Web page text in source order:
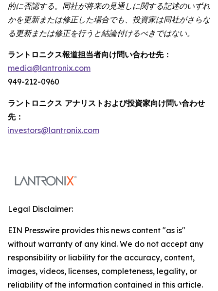
的に否認する。同社が将来の見通しに関する記述のいずれ
かを更新または修正した場合でも、投資家は同社がさらな
る更新または修正を行うと結論付けるべきではない。
ラントロニクス報道担当者向け問い合わせ先：
media@lantronix.com
949-212-0960
ラントロニクス アナリストおよび投資家向け問い合わせ
先：
investors@lantronix.com
Legal Disclaimer:
EIN Presswire provides this news content "as is"
without warranty of any kind. We do not accept any
responsibility or liability for the accuracy, content,
images, videos, licenses, completeness, legality, or
reliability of the information contained in this article.